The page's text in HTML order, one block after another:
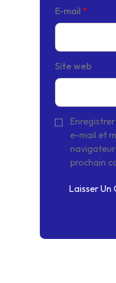
E-mail *
Site web
e-mail et
prochain